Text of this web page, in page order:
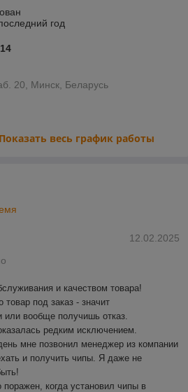
год
20, Минск, Беларусь
Показать весь график работы
12.02.2025
и качеством товара!
под заказ - значит
мне позвонил менеджер из компании
и получить чипы. Я даже не
когда установил чипы в